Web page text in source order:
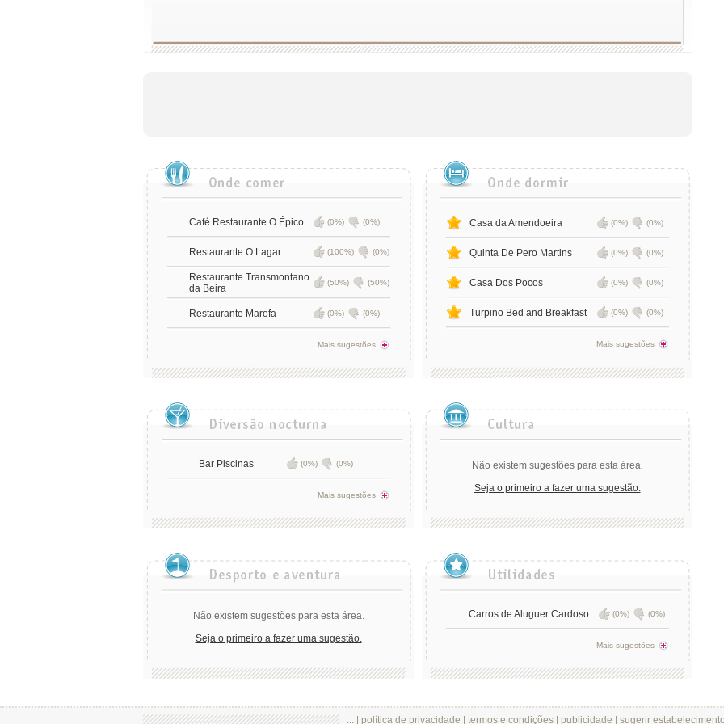
Café Restaurante O Épico (0%) (0%)
Restaurante O Lagar (100%) (0%)
Restaurante Transmontano
da Beira
(50%) (50%)
Restaurante Marofa (0%) (0%)
Mais sugestões
Casa da Amendoeira (0%) (0%)
Quinta De Pero Martins (0%) (0%)
Casa Dos Pocos (0%) (0%)
Turpino Bed and Breakfast (0%) (0%)
Mais sugestões
Bar Piscinas (0%) (0%)
Mais sugestões
Não existem sugestões para esta área.
Seja o primeiro a fazer uma sugestão.
Não existem sugestões para esta área.
Seja o primeiro a fazer uma sugestão.
Carros de Aluguer Cardoso (0%) (0%)
Mais sugestões
.:: | política de privacidade termos e condições| publicidade sugerir estabelecimento